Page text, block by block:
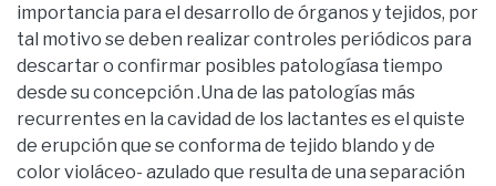
importancia para el desarrollo de órganos y tejidos, por
tal motivo se deben realizar controles periódicos para
descartar o confirmar posibles patologíasa tiempo
desde su concepción .Una de las patologías más
recurrentes en la cavidad de los lactantes es el quiste
de erupción que se conforma de tejido blando y de
color violáceo- azulado que resulta de una separación